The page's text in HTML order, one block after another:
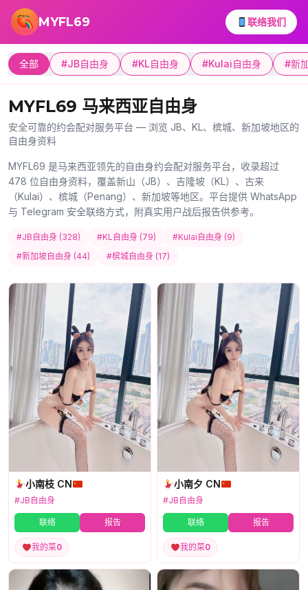
跳转到主要内容
MYFL69 联络我们
全部 #JB自由身 #KL自由身 #Kulai自由身 #新
MYFL69 马来西亚自由身
安全可靠的约会配对服务平台 — 浏览 JB、KL、槟城、新加坡地区的
自由身资料
MYFL69 是马来西亚领先的自由身约会配对服务平台，收录超过
478 位自由身资料，覆盖新山（JB）、吉隆坡（KL）、古来
（Kulai）、槟城（Penang）、新加坡等地区。平台提供 WhatsApp
与 Telegram 安全联络方式，附真实用户战后报告供参考。
#JB自由身 (328) #KL自由身 (79)
#Kulai自由身 (9)
#新加坡自由身 (44)
#槟城自由身 (17)
小南枝 CN
#JB自由身
联络 报告
我的菜0
小南夕 CN
#JB自由身
联络 报告
我的菜0